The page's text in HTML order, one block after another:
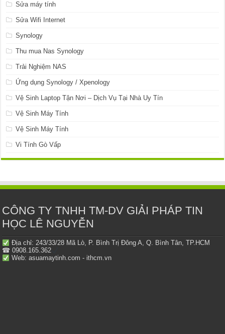
Sửa máy tính
Sửa Wifi Internet
Synology
Thu mua Nas Synology
Trải Nghiệm NAS
Ứng dụng Synology / Xpenology
Vệ Sinh Laptop Tận Nơi – Dịch Vụ Tại Nhà Uy Tín
Vệ Sinh Máy Tính
Vệ Sinh Máy Tính
Vi Tính Gò Vấp
CÔNG TY TNHH TM-DV GIẢI PHÁP TIN
HỌC LÊ NGUYỄN
Địa chỉ: 243/33/28 Mã Lò, P. Bình Trị Đông A, Q. Bình Tân, TP.HCM
☎ 0908.165.362
Web: asuamaytinh.com - ithcm.vn